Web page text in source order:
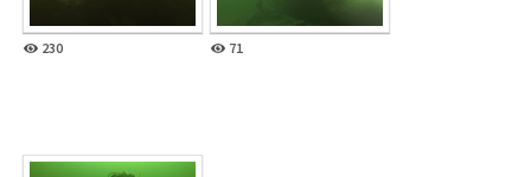
230 71